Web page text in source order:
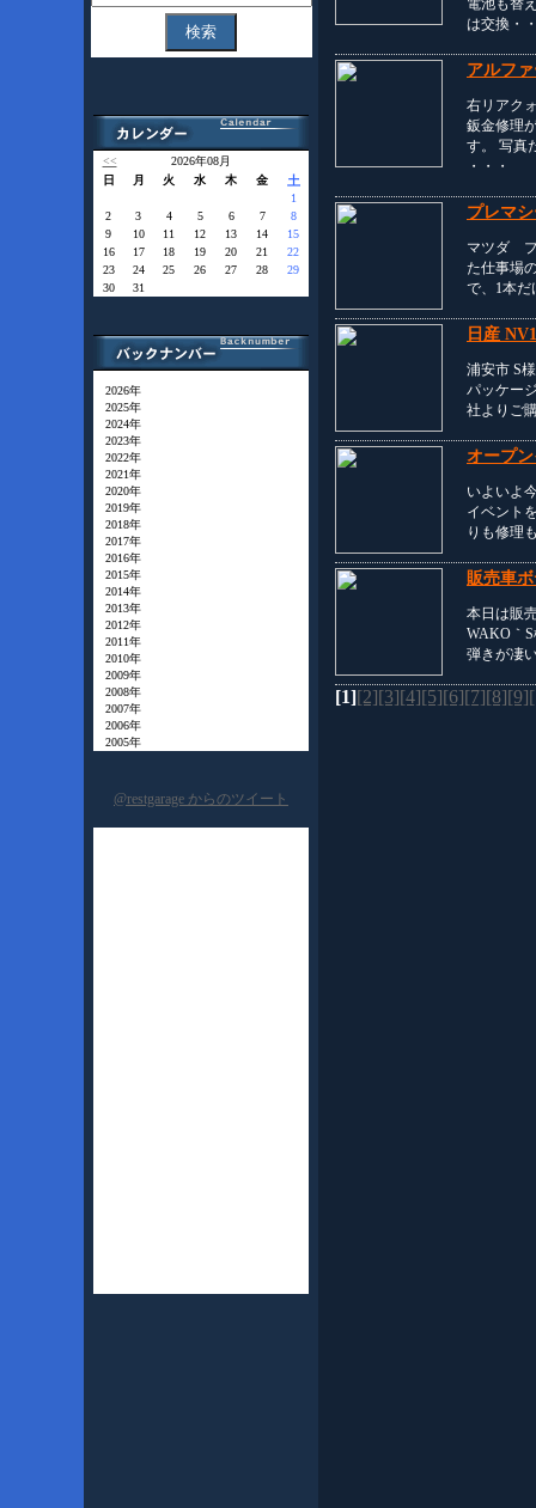
<<
2026年08月
日
月 火 水 木 金 土
1
2
3 4 5 6 7
8
9
10 11 12 13 14
15
16
17 18 19 20 21
22
23
24 25 26 27 28
29
30
31
2026年
2025年
2024年
2023年
2022年
2021年
2020年
2019年
2018年
2017年
2016年
2015年
2014年
2013年
2012年
2011年
2010年
2009年
2008年
2007年
2006年
2005年
@restgarage からのツイート
は交換・
アルフ
右リアク
鈑金修理
す。 写真
・・・
プレマ
マツダ プ
た仕事場
で、1本だ
日産
浦安市 S
パッケー
社よりご
オープ
いよいよ
イベント
りも修理
販売車
本日は販
WAKO｀
弾きが凄
[1][2][3][4][5][6][7][8][9]